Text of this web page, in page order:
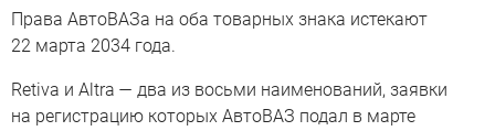
Права АвтоВАЗа на оба товарных знака истекают
22 марта 2034 года.
Retiva и Altra — два из восьми наименований, заявки
на регистрацию которых АвтоВАЗ подал в марте